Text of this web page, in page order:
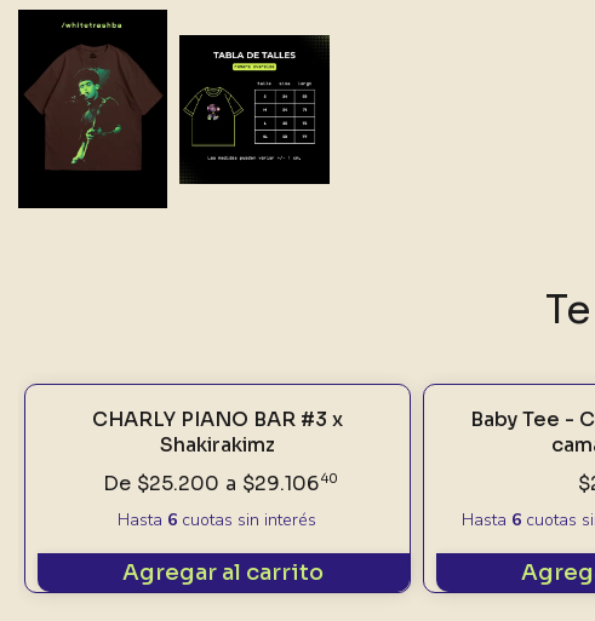
CHARLY PIANO BAR #3 x
Shakirakimz
De $25.200 a $29.10640
Hasta 6 cuotas sin interés
Agregar al carrito
Baby Tee -
Hasta 6 cuotas